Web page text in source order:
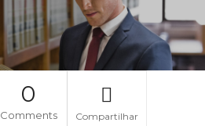
0
Comments Compartilhar